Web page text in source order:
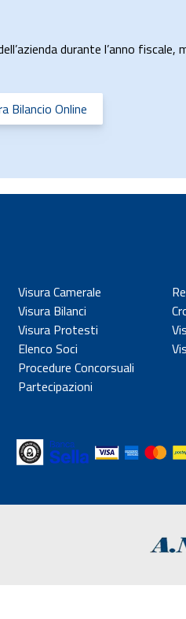
durante l’anno fiscale,
Bilancio Online
Visura Camerale
Visura Bilanci
Visura Protesti
Elenco Soci
Procedure Concorsuali
Partecipazioni